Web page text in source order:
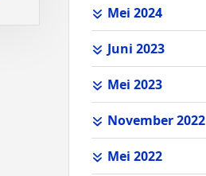
Mei 2024
Juni 2023
Mei 2023
November 2022
Mei 2022